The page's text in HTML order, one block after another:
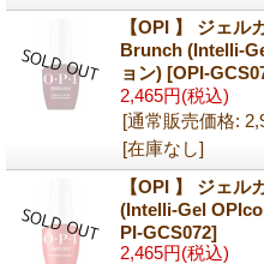
【OPI 】 ジェ
Brunch (Intelli-
ョン) [OPI-
2,465円(税込)
[通常販売価格:
[在庫なし]
【OPI 】 ジェ
(Intelli-Gel
PI-GCS072]
2,465円(税込)